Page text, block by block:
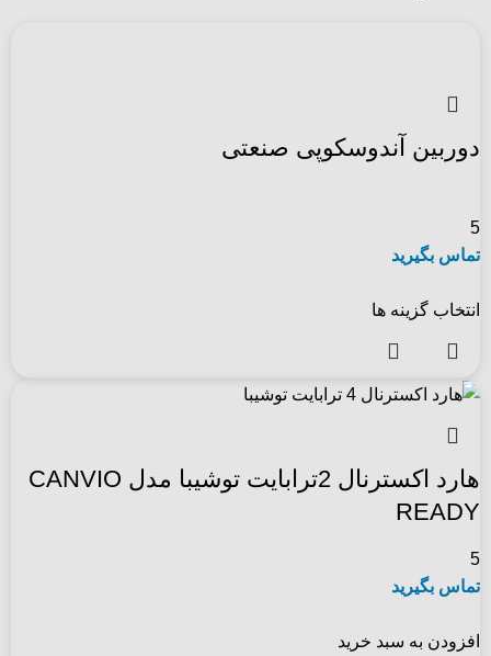
دوربین آندوسکوپی صنعتی
5
تماس بگیرید
انتخاب گزینه ها
هارد اکسترنال 2ترابایت توشیبا مدل CANVIO
READY
5
تماس بگیرید
افزودن به سبد خرید